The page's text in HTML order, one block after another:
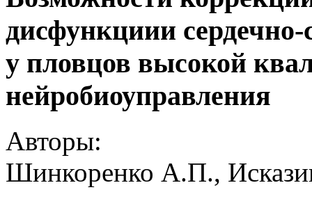
дисфункциии сердечно-
у пловцов высокой
нейробиоуправления
Авторы:
Шинкоренко А.П.,